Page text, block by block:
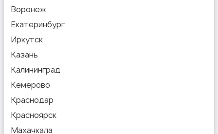
Воронеж
Екатеринбург
Иркутск
Казань
Калининград
Кемерово
Краснодар
Красноярск
Махачкала